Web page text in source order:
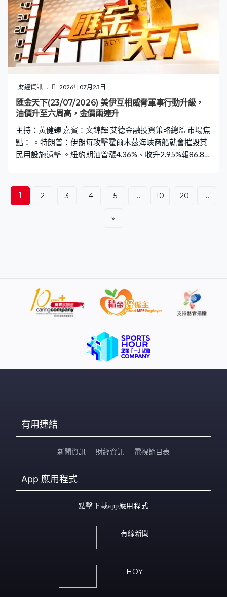
財經資訊 2026年07月23日
匯金天下(23/07/2026) 美伊互相威脅軍事行動升級，
油價升至六周高，金價兩連升
主持：黃健臻 嘉賓：文錦輝 艾德金融投資策略總監 市場焦
點： 。特朗普：伊朗每攻擊霍爾木茲海峽商船就會摧毀其
民用設施還擊 。紐約期油曾漲4.36%、收升2.95%報86.83
厘水平 。美兩年期債息一度升5個基點至4.31厘樓上 。金
價紐約市最多升近2.2%高見4166美元 。銀價一度上漲
1 2 3 4 5 ... 10 20 ...
»
有用連結
新聞資訊 財經資訊 電視節目表
App 應用程式
點擊下載app應用程式
有線新聞
HOY